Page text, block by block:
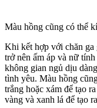
Màu hồng cũng có thể
Khi kết hợp với chăn
trở nên ấm áp và nữ
không gian ngủ dịu
tình yêu. Màu hồng
trắng hoặc xám để tạo
vàng và xanh lá để tạo